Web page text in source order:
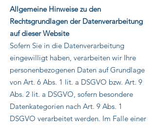
Allgemeine Hinweise zu den
Rechtsgrundlagen der Datenverarbeitung
auf dieser Website
Sofern Sie in die Datenverarbeitung
eingewilligt haben, verarbeiten wir Ihre
personenbezogenen Daten auf Grundlage
von Art. 6 Abs. 1 lit. a DSGVO bzw. Art. 9
Abs. 2 lit. a DSGVO, sofern besondere
Datenkategorien nach Art. 9 Abs. 1
DSGVO verarbeitet werden. Im Falle einer